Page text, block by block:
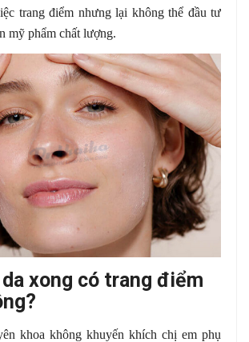
trang điểm nhưng lại không thể đầu tư
mỹ phẩm chất lượng.
xong có trang điểm
khoa không khuyến khích chị em phụ